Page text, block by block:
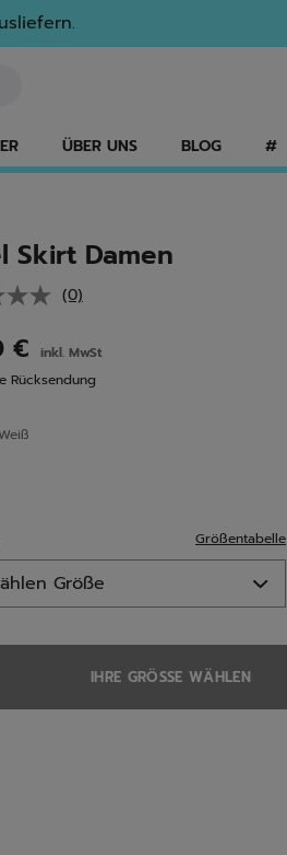
ÜBER UNS BLOG #
Skirt Damen
Kein
auf
derselben
Seite.
(0)
€
inkl. MwSt
Rücksendung
Weiß
Größentabelle
IHRE GRÖSSE WÄHLEN